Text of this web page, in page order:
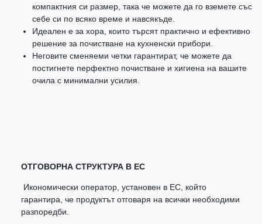
компактния си размер, така че можете да го вземете със
себе си по всяко време и навсякъде.
Идеален е за хора, които търсят практично и ефективно
решение за почистване на кухненски прибори.
Неговите сменяеми четки гарантират, че можете да
постигнете перфектно почистване и хигиена на вашите
очила с минимални усилия.
ОТГОВОРНА СТРУКТУРА В ЕС
Икономически оператор, установен в ЕС, който
гарантира, че продуктът отговаря на всички необходими
разпоредби.